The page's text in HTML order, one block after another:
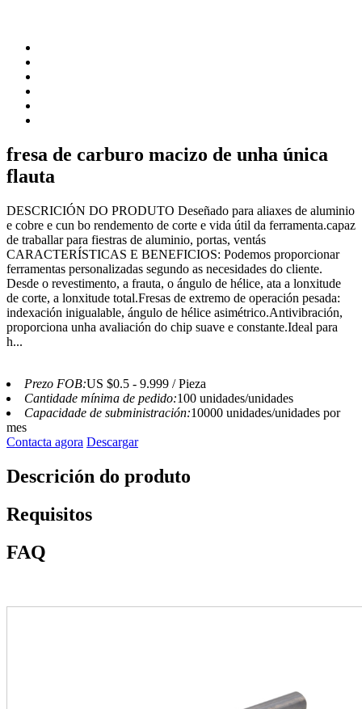
fresa de carburo macizo de unha única
flauta
DESCRICIÓN DO PRODUTO Deseñado para aliaxes de aluminio
e cobre e cun bo rendemento de corte e vida útil da ferramenta.capaz
de traballar para fiestras de aluminio, portas, ventás
CARACTERÍSTICAS E BENEFICIOS: Podemos proporcionar
ferramentas personalizadas segundo as necesidades do cliente.
Desde o revestimento, a frauta, o ángulo de hélice, ata a lonxitude
de corte, a lonxitude total.Fresas de extremo de operación pesada:
indexación inigualable, ángulo de hélice asimétrico.Antivibración,
proporciona unha avaliación do chip suave e constante.Ideal para
h...
Prezo FOB:US $0.5 - 9.999 / Pieza
Cantidade mínima de pedido:100 unidades/unidades
Capacidade de subministración:10000 unidades/unidades por
mes
Contacta agora Descargar
Descrición do produto
Requisitos
FAQ